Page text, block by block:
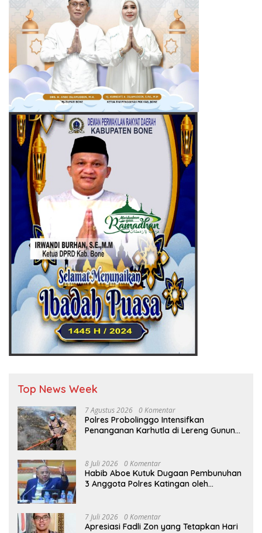
Top News Week
7 Agustus 2026 0 Komentar
Polres Probolinggo Intensifkan
Penanganan Karhutla di Lereng Gunung
8 Juli 2026 0 Komentar
Habib Aboe Kutuk Dugaan Pembunuhan
3 Anggota Polres Katingan oleh
7 Juli 2026 0 Komentar
Apresiasi Fadli Zon yang Tetapkan Hari